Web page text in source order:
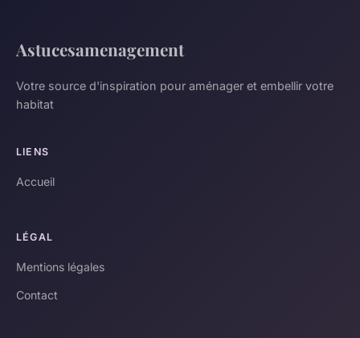
Astucesamenagement
Votre source d'inspiration pour aménager et embellir votre
habitat
LIENS
Accueil
LÉGAL
Mentions légales
Contact